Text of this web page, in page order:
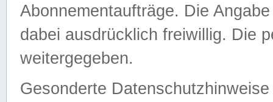
Abonnementaufträge. Die
dabei ausdrücklich freiwillig. Die
weitergegeben.
Gesonderte